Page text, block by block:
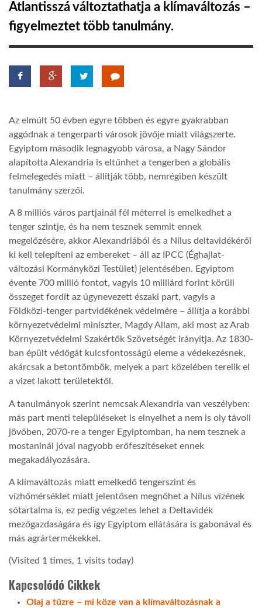
GLOBOTV BP
HÍR3D
GLOBOTV
AFRIKA TUDÁSTÁR
LINKTR.EE
GLOBOZSARU
LATIMO.HU
GLOBOBOOK
Atlantisszá változtathatja a klímaváltozás –
figyelmeztet több tanulmány.
Az elmúlt 50 évben egyre többen és egyre gyakrabban
aggódnak a tengerparti városok jövője miatt világszerte.
Egyiptom második legnagyobb városa, a Nagy Sándor
alapította Alexandria is eltűnhet a tengerben a globális
felmelegedés miatt – állítják több, nemrégiben készült
tanulmány szerzői.
A 8 milliós város partjainál fél méterrel is emelkedhet a
tenger szintje, és ha nem tesznek semmit ennek
megelőzésére, akkor Alexandriából és a Nílus deltavidékéről
ki kell telepíteni az embereket – áll az IPCC (Éghajlat-
változási Kormányközi Testület) jelentésében. Egyiptom
évente 700 millió fontot, vagyis 10 milliárd forint körüli
összeget fordít az úgynevezett északi part, vagyis a
Földközi-tenger partvidékének védelmére – állítja a korábbi
környezetvédelmi miniszter, Magdy Allam, aki most az Arab
Környezetvédelmi Szakértők Szövetségét irányítja. Az 1830-
ban épült védőgát kulcsfontosságú eleme a védekezésnek,
akárcsak a betontömbök, melyek a part közelében terelik el
a vizet lakott területektől.
A tanulmányok szerint nemcsak Alexandria van veszélyben:
más part menti településeket is elnyelhet a nem is oly távoli
jövőben, 2070-re a tenger Egyiptomban, ha nem tesznek a
mostaninál jóval nagyobb erőfeszítéseket ennek
megakadályozására.
A klímaváltozás miatt emelkedő tengerszint és
vízhőmérséklet miatt jelentősen megnőhet a Nílus vízének
sótartalma is, ez pedig végzetes lehet a Deltavidék
mezőgazdaságára és így Egyiptom ellátására is gabonával és
más agrártermékekkel.
(Visited 1 times, 1 visits today)
Kapcsolódó Cikkek
Olaj a tűzre – mi köze van a klímaváltozásnak a